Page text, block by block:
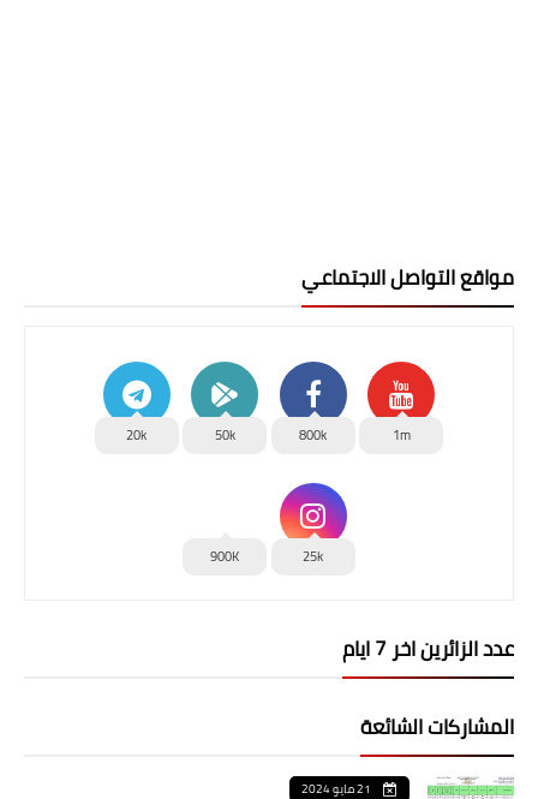
مواقع التواصل الاجتماعي
1m
800k
50k
20k
25k
900K
عدد الزائرين اخر 7 ايام
المشاركات الشائعة
21 مايو 2024